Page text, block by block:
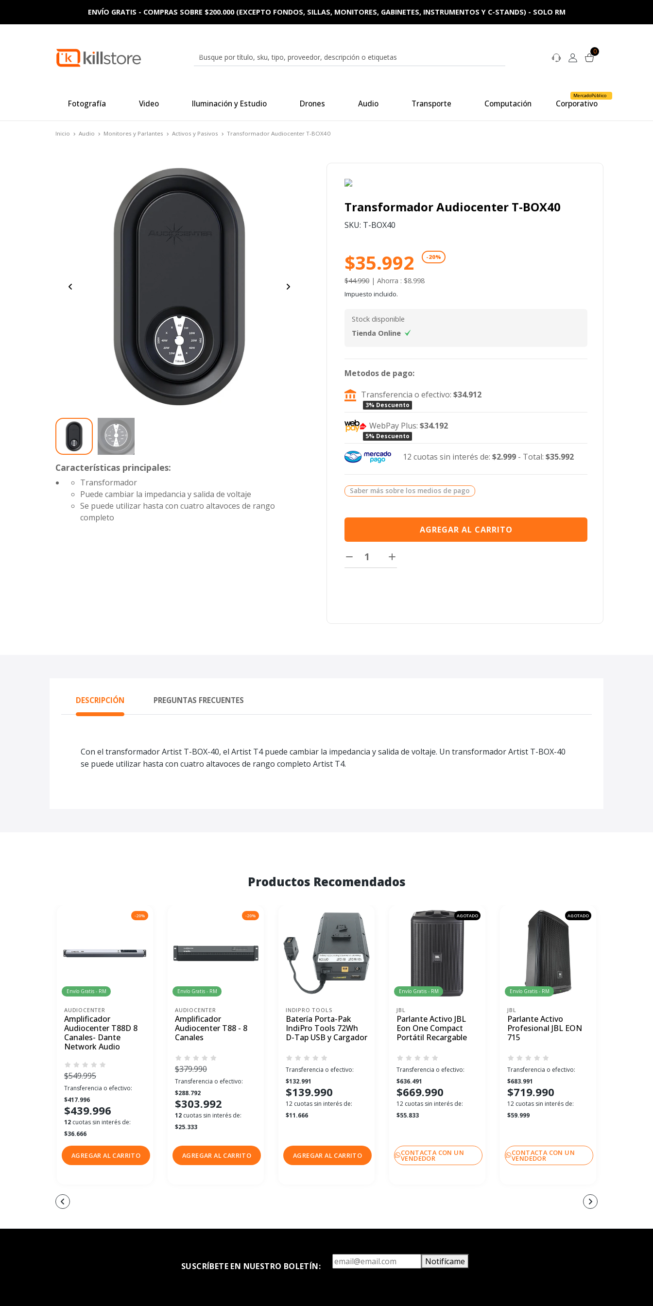
0
Fotografía Video Iluminación y Estudio Drones Audio Transporte Computación Corporativo
MercadoPúblico
ENVÍO GRATIS - COMPRAS SOBRE $200.000 (EXCEPTO FONDOS, SILLAS, MONITORES, GABINETES, INSTRUMENTOS Y C-STANDS) - SOLO RM
Inicio Audio Monitores y Parlantes Activos y Pasivos Transformador Audiocenter T-BOX40
Características principales:
Transformador
Puede cambiar la impedancia y salida de voltaje
Se puede utilizar hasta con cuatro altavoces de rango
completo
Transformador Audiocenter T-BOX40
SKU: T-BOX40
$35.992 -20%
$44.990 | Ahorra : $8.998
Impuesto incluido.
Stock disponible
Tienda Online
Metodos de pago:
Transferencia o efectivo:$34.912
3% Descuento
WebPay Plus:$34.192
5% Descuento
12 cuotas sin interés de: $2.999- Total: $35.992
Saber más sobre los medios de pago
AGREGAR AL CARRITO
DESCRIPCIÓN PREGUNTAS FRECUENTES
Con el transformador Artist T-BOX-40, el Artist T4 puede cambiar la impedancia y salida de voltaje. Un transformador Artist T-BOX-40
se puede utilizar hasta con cuatro altavoces de rango completo Artist T4.
Productos Recomendados
-20%
Envío Gratis - RM
AUDIOCENTER
Amplificador
Audiocenter T88D 8
Canales- Dante
Network Audio
$549.995
Transferencia o efectivo:
$417.996
$439.996
12 cuotas sin interés de:
$36.666
AGREGAR AL CARRITO
-20%
Envío Gratis - RM
AUDIOCENTER
Amplificador
Audiocenter T88 - 8
Canales
$379.990
Transferencia o efectivo:
$288.792
$303.992
12 cuotas sin interés de:
$25.333
AGREGAR AL CARRITO
INDIPRO TOOLS
Batería Porta-Pak
IndiPro Tools 72Wh
D-Tap USB y Cargador
Transferencia o efectivo:
$132.991
$139.990
12 cuotas sin interés de:
$11.666
AGREGAR AL CARRITO
AGOTADO
Envío Gratis - RM
JBL
Parlante Activo JBL
Eon One Compact
Portátil Recargable
Transferencia o efectivo:
$636.491
$669.990
12 cuotas sin interés de:
$55.833
CONTACTA CON UN
VENDEDOR
AGOTADO
Envío Gratis - RM
JBL
Parlante Activo
Profesional JBL EON
715
Transferencia o efectivo:
$683.991
$719.990
12 cuotas sin interés de:
$59.999
CONTACTA CON UN
VENDEDOR
SUSCRÍBETE EN NUESTRO BOLETÍN: Notifícame